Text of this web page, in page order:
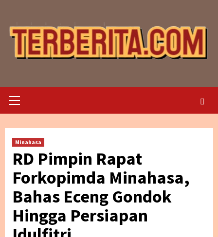
content
Menu
Minahasa
RD Pimpin Rapat
Forkopimda Minahasa,
Bahas Eceng Gondok
Hingga Persiapan